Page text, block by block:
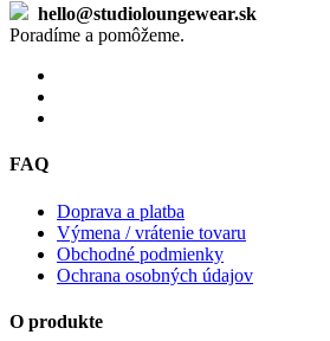
hello@studioloungewear.sk
Poradíme a pomôžeme.
FAQ
Doprava a platba
Výmena / vrátenie tovaru
Obchodné podmienky
Ochrana osobných údajov
O produkte